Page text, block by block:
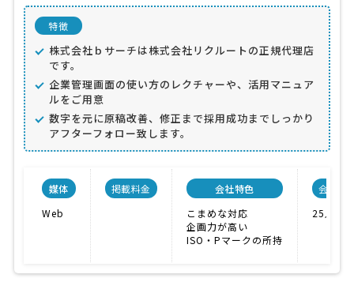
特徴
株式会社ｂサーチは株式会社リクルートの正規代理店
です。
企業管理画面の使い方のレクチャーや、活用マニュア
ルをご用意
数字を元に原稿改善、修正まで採用成功までしっかり
アフターフォロー致します。
媒体
Web
掲載料金
会社特色
こまめな対応
企画力が高い
ISO・Pマークの所持
会社規
25人